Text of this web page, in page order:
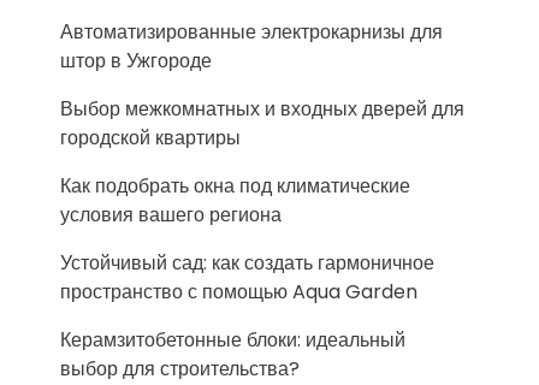
Автоматизированные электрокарнизы для
штор в Ужгороде
Выбор межкомнатных и входных дверей для
городской квартиры
Как подобрать окна под климатические
условия вашего региона
Устойчивый сад: как создать гармоничное
пространство с помощью Aqua Garden
Керамзитобетонные блоки: идеальный
выбор для строительства?